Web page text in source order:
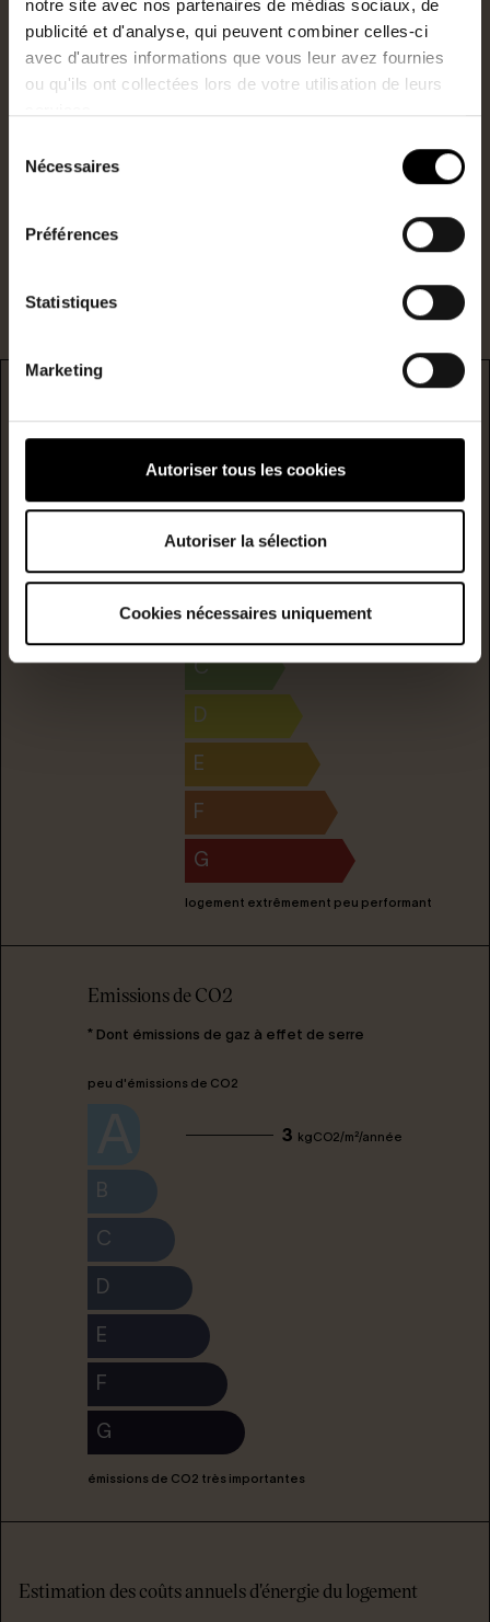
notre site avec nos partenaires de médias sociaux, de
publicité et d'analyse, qui peuvent combiner celles-ci
avec d'autres informations que vous leur avez fournies
ou qu'ils ont collectées lors de votre utilisation de leurs
Nécessaires
Préférences
Statistiques
Marketing
Autoriser tous les cookies
Autoriser la sélection
Cookies nécessaires uniquement
Agent commercial
A
3
kgCO2/m²/année B
C
D
E
F
G
logement extrêmement peu performant
Emissions de CO2
* Dont émissions de gaz à effet de serre
peu d'émissions de CO2
3 kgCO2/m²/année
B
C
D
E
F
G
émissions de CO2 très importantes
Estimation des coûts annuels d'énergie du logement